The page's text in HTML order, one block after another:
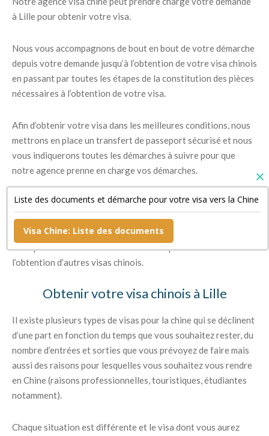
à Lille pour obtenir votre visa.
Nous vous accompagnons de bout en bout de votre démarche
depuis votre demande jusqu’à l’obtention de votre visa chinois
en passant par toutes les étapes de la constitution des pièces
nécessaires à l’obtention de votre visa.
Afin d’obtenir votre visa dans les meilleures conditions, nous
mettrons en place un transfert de passeport sécurisé et nous
vous indiquerons toutes les démarches à suivre pour que
notre agence prenne en charge vos démarches.
Si vous êtes obligés de passer par la Chine dans le cadre d’un
voyage différent, sachez qu’il existe un visa de transit qui
vous permet de pouvoir rester en Chine sans avoir à
entreprendre toutes les démarches complètes nécessaires à
l’obtention d’autres visas chinois.
Obtenir votre visa chinois à Lille
Il existe plusieurs types de visas pour la chine qui se déclinent
d’une part en fonction du temps que vous souhaitez rester, du
nombre d’entrées et sorties que vous prévoyez de faire mais
aussi des raisons pour lesquelles vous souhaitez vous rendre
en Chine (raisons professionnelles, touristiques, étudiantes
notamment).
Chaque situation est différente et le visa dont vous aurez
Liste des documents et démarche pour votre visa vers la Chine
Visa Chine: Liste des documents